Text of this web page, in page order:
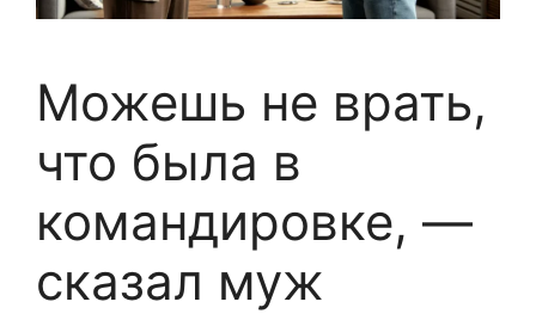
Можешь не врать,
что была в
командировке, —
сказал муж